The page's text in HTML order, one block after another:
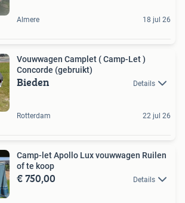
Almere 18 jul 26
Vouwwagen Camplet ( Camp-Let )
Concorde (gebruikt)
Bieden Details
Rotterdam 22 jul 26
Camp-let Apollo Lux vouwwagen Ruilen
of te koop
€ 750,00 Details